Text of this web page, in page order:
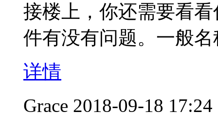
接楼上，你还需要看
件有没有问题。一般名
详情
Grace 2018-09-18 17:24